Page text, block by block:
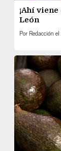
¡Ahí
León
Por Redacción el